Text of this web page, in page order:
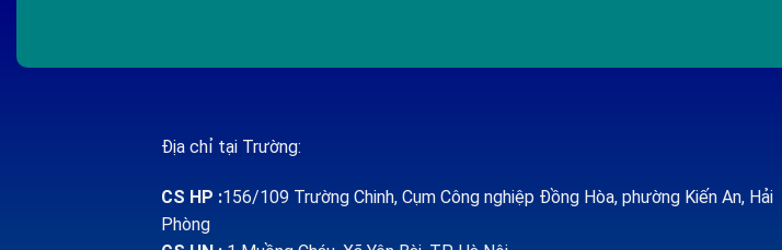
Địa chỉ tại Trường:
CS HP :156/109 Trường Chinh, Cụm Công nghiệp Đồng Hòa, phường Kiến An, Hải
Phòng